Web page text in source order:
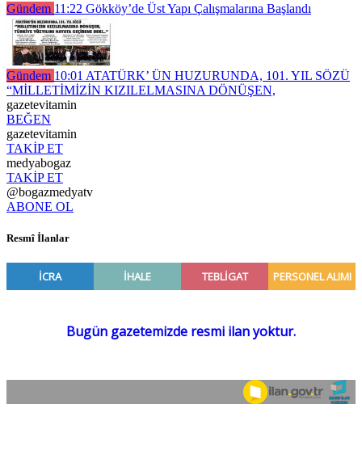
Gündem 11:22 Gökköy’de Üst Yapı Çalışmalarına Başlandı
Gündem 10:01 ATATÜRK’ ÜN HUZURUNDA, 101. YIL SÖZÜ
“MİLLETİMİZİN KIZILELMASINA DÖNÜŞEN,
gazetevitamin
BEĞEN
gazetevitamin
TAKİP ET
medyabogaz
TAKİP ET
@bogazmedyatv
ABONE OL
Resmî İlanlar